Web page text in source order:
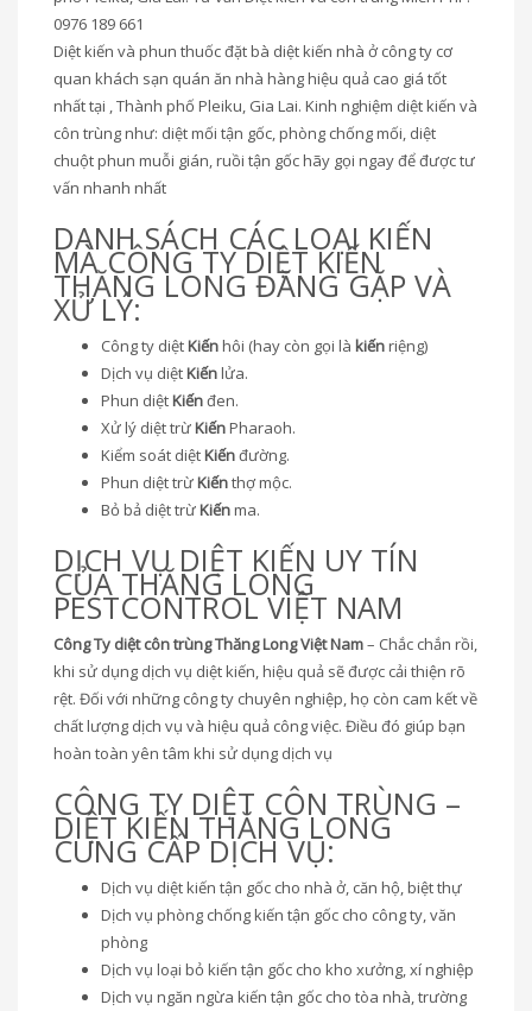
0976 189 661
Diệt kiến và phun thuốc đặt bà diệt kiến nhà ở công ty cơ
quan khách sạn quán ăn nhà hàng hiệu quả cao giá tốt
nhất tại , Thành phố Pleiku, Gia Lai. Kinh nghiệm diệt kiến và
côn trùng như: diệt mối tận gốc, phòng chống mối, diệt
chuột phun muỗi gián, ruồi tận gốc hãy gọi ngay để được tư
vấn nhanh nhất
DANH SÁCH CÁC LOẠI KIẾN
MÀ CÔNG TY DIỆT KIẾN
THĂNG LONG ĐĂNG GẶP VÀ
XỬ LÝ:
Công ty diệtKiếnhôi (hay còn gọi là kiếnriệng)
Dịch vụ diệtKiếnlửa.
Phun diệtKiếnđen.
Xử lý diệt trừKiếnPharaoh.
Kiểm soát diệtKiếnđường.
Phun diệt trừKiếnthợ mộc.
Bỏ bả diệt trừKiếnma.
DỊCH VỤ DIỆT KIẾN UY TÍN
CỦA THĂNG LONG
PESTCONTROL VIỆT NAM
Công Ty diệt côn trùng Thăng Long Việt Nam– Chắc chắn rồi,
khi sử dụng dịch vụ diệt kiến, hiệu quả sẽ được cải thiện rõ
rệt. Đối với những công ty chuyên nghiệp, họ còn cam kết về
chất lượng dịch vụ và hiệu quả công việc. Điều đó giúp bạn
hoàn toàn yên tâm khi sử dụng dịch vụ
CÔNG TY DIỆT CÔN TRÙNG –
DIỆT KIẾN THĂNG LONG
CUNG CẤP DỊCH VỤ:
Dịch vụ diệt kiến tận gốc cho nhà ở, căn hộ, biệt thự
Dịch vụ phòng chống kiến tận gốc cho công ty, văn
phòng
Dịch vụ loại bỏ kiến tận gốc cho kho xưởng, xí nghiệp
Dịch vụ ngăn ngừa kiến tận gốc cho tòa nhà, trường